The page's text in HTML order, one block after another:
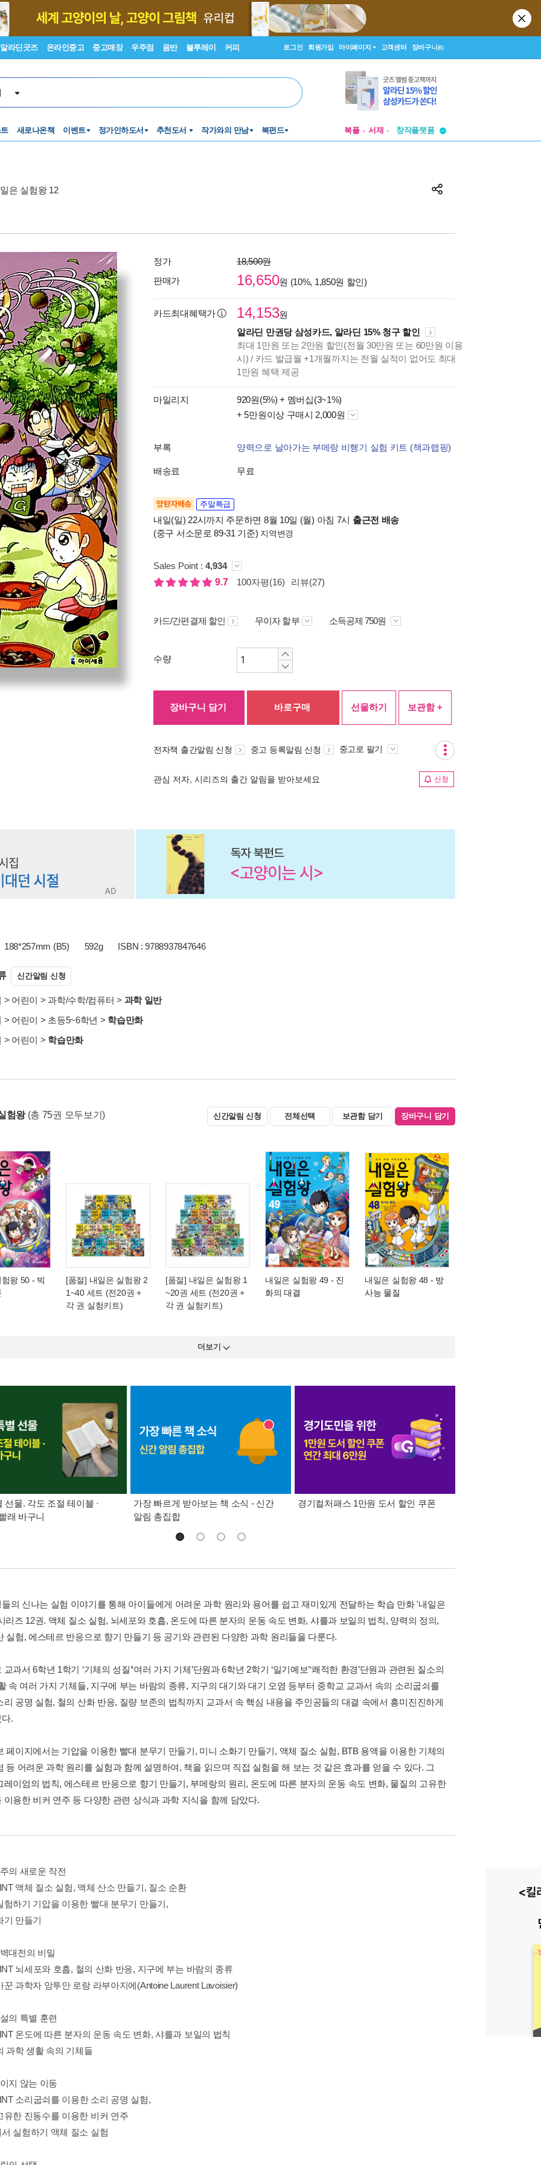
알라딘굿즈 온라인중고 중고매장 우주점 음반 블루레이 커피 로그인 회원가입 마이페이지 고객센터 장바구니(0)
새로나온책 이벤트 정가인하도서 추천도서 작가와의 만남 북펀드 북플 서재
창작플랫폼
은 실험왕 12
정가
18,500원
판매가
16,650원 (10%, 1,850원 할인)
카드최대혜택가 14,153원
알라딘 만권당 삼성카드, 알라딘 15% 청구 할인
최대 1만원 또는 2만원 할인(전월 30만원 또는 60만원 이용
시) / 카드 발급월 +1개월까지는 전월 실적이 없어도 최대
1만원 혜택 제공
마일리지 920원(5%) + 멤버십(3~1%)
+ 5만원이상 구매시 2,000원
부록 양력으로 날아가는 부메랑 비행기 실험 키트 (책과랩핑)
배송료 무료
양탄자배송 주말특급
내일(일) 22시까지 주문하면 8월 10일 (월) 아침 7시 출근전 배송
(중구 서소문로 89-31 기준) 지역변경
Sales Point : 4,934
9.7
100자평(16) 리뷰(27)
카드/간편결제 할인 무이자 할부 소득공제 750원
수량
장바구니 담기 바로구매 선물하기 보관함 +
전자책 출간알림 신청 중고 등록알림 신청 중고로 팔기
관심 저자, 시리즈의 출간 알림을 받아보세요 신청
188*257mm (B5) 592g ISBN : 9788937847646
신간알림 신청
> 어린이 >과학/수학/컴퓨터 > 과학 일반
> 어린이 > 초등5~6학년 > 학습만화
> 어린이 > 학습만화
험왕 (총 75권 모두보기) 신간알림 신청 전체선택 보관함 담기 장바구니 담기
왕 50 - 빅
[품절] 내일은 실험왕 2
1~40 세트 (전20권 +
각 권 실험키트)
[품절] 내일은 실험왕 1
~20권 세트 (전20권 +
각 권 실험키트)
내일은 실험왕 49 - 진
화의 대결
내일은 실험왕 48 - 방
사능 물질
더보기
선물. 각도 조절 테이블 ·
래 바구니
가장 빠르게 받아보는 책 소식 - 신간
알림 총집합
경기컬처패스 1만원 도서 할인 쿠폰
의 신나는 실험 이야기를 통해 아이들에게 어려운 과학 원리와 용어를 쉽고 재미있게 전달하는 학습 만화 '내일은
리즈 12권. 액체 질소 실험, 뇌세포와 호흡, 온도에 따른 분자의 운동 속도 변화, 샤를과 보일의 법칙, 양력의 정의,
실험, 에스테르 반응으로 향기 만들기 등 공기와 관련된 다양한 과학 원리들을 다룬다.
과서 6학년 1학기 ‘기체의 성질’‘여러 가지 기체’단원과 6학년 2학기 ‘일기예보’‘쾌적한 환경’단원과 관련된 질소의
속 여러 가지 기체들, 지구에 부는 바람의 종류, 지구의 대기와 대기 오염 등부터 중학교 교과서 속의 소리굽쇠를
리 공명 실험, 철의 산화 반응, 질량 보존의 법칙까지 교과서 속 핵심 내용을 주인공들의 대결 속에서 흥미진진하게
.
페이지에서는 기압을 이용한 빨대 분무기 만들기, 미니 소화기 만들기, 액체 질소 실험, BTB 용액을 이용한 기체의
등 어려운 과학 원리를 실험과 함께 설명하여, 책을 읽으며 직접 실험을 해 보는 것 같은 효과를 얻을 수 있다. 그
레이엄의 법칙, 에스테르 반응으로 향기 만들기, 부메랑의 원리, 온도에 따른 분자의 운동 속도 변화, 물질의 고유한
이용한 비커 연주 등 다양한 관련 상식과 과학 지식을 함께 담았다.
의 새로운 작전
액체 질소 실험, 액체 산소 만들기, 질소 순환
험하기 기압을 이용한 빨대 분무기 만들기,
기 만들기
대전의 비밀
뇌세포와 호흡, 철의 산화 반응, 지구에 부는 바람의 종류
꾼 과학자 앙투안 로랑 라부아지에(Antoine Laurent Lavoisier)
의 특별 훈련
온도에 따른 분자의 운동 속도 변화, 샤를과 보일의 법칙
과학 생활 속의 기체들
지 않는 이동
소리굽쇠를 이용한 소리 공명 실험,
유한 진동수를 이용한 비커 연주
실험하기 액체 질소 실험